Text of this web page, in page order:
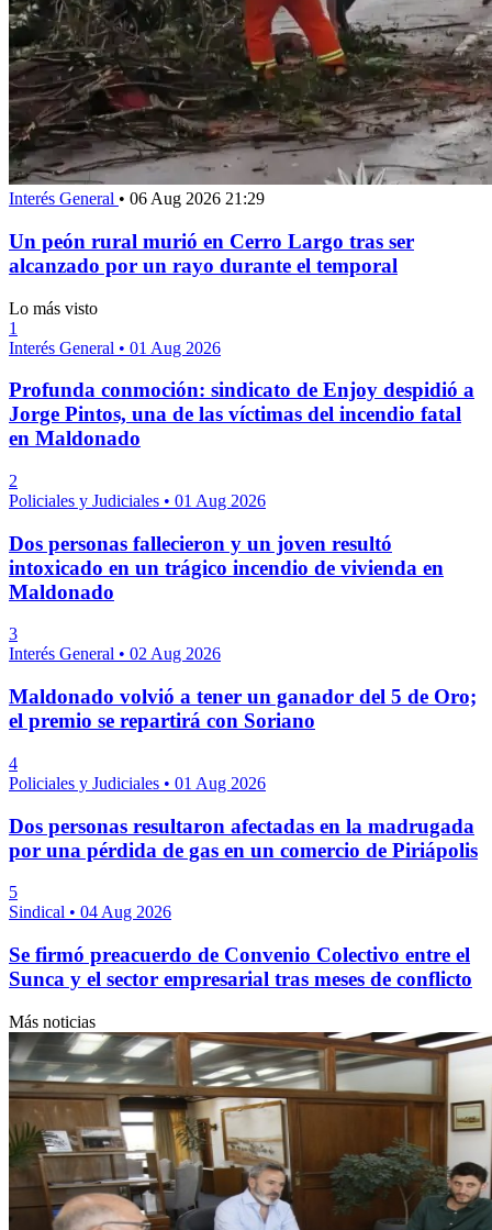
Interés General • 06 Aug 2026 21:29
Un peón rural murió en Cerro Largo tras ser
alcanzado por un rayo durante el temporal
Lo más visto
1
Interés General • 01 Aug 2026
Profunda conmoción: sindicato de Enjoy despidió a
Jorge Pintos, una de las víctimas del incendio fatal
en Maldonado
2
Policiales y Judiciales • 01 Aug 2026
Dos personas fallecieron y un joven resultó
intoxicado en un trágico incendio de vivienda en
Maldonado
3
Interés General • 02 Aug 2026
Maldonado volvió a tener un ganador del 5 de Oro;
el premio se repartirá con Soriano
4
Policiales y Judiciales • 01 Aug 2026
Dos personas resultaron afectadas en la madrugada
por una pérdida de gas en un comercio de Piriápolis
5
Sindical • 04 Aug 2026
Se firmó preacuerdo de Convenio Colectivo entre el
Sunca y el sector empresarial tras meses de conflicto
Más noticias